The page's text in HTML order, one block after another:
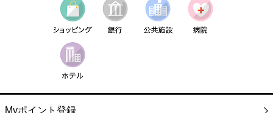
Myポイント登録